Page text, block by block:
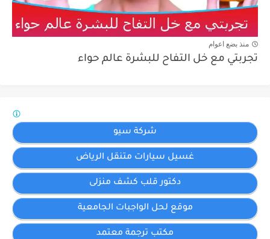
منذ بضع اعوام
تجربتي مع خل التفاح للبشرة عالم حواء
شركة سيو
غسيل سيارات متنقل الرياض
دكتور قلب كشف منزلى
موقع لحل الواجبات الجامعية
مكتب ترجمة معتمد